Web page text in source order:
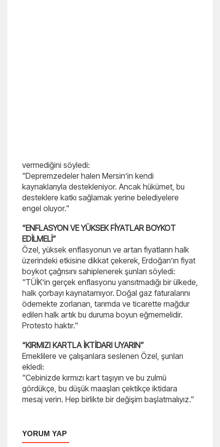
vermediğini söyledi:
"Depremzedeler halen Mersin’in kendi
kaynaklarıyla destekleniyor. Ancak hükümet, bu
desteklere katkı sağlamak yerine belediyelere
engel oluyor."
“ENFLASYON VE YÜKSEK FİYATLAR BOYKOT
EDİLMELİ”
Özel, yüksek enflasyonun ve artan fiyatların halk
üzerindeki etkisine dikkat çekerek, Erdoğan’ın fiyat
boykot çağrısını sahiplenerek şunları söyledi:
"TÜİK’in gerçek enflasyonu yansıtmadığı bir ülkede,
halk çorbayı kaynatamıyor. Doğal gaz faturalarını
ödemekte zorlanan, tarımda ve ticarette mağdur
edilen halk artık bu duruma boyun eğmemelidir.
Protesto haktır."
“KIRMIZI KARTLA İKTİDARI UYARIN”
Emeklilere ve çalışanlara seslenen Özel, şunları
ekledi:
"Cebinizde kırmızı kart taşıyın ve bu zulmü
gördükçe, bu düşük maaşları çektikçe iktidara
mesaj verin. Hep birlikte bir değişim başlatmalıyız."
YORUM YAP